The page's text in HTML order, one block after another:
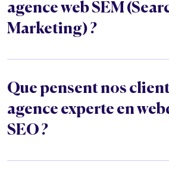
agence web SEM
Marketing) ?
Que pensent nos
agence experte en
SEO ?